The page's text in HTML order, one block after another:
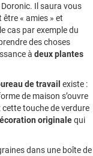
Il saura vous
« amies » et
cas par exemple du
des choses
à deux plantes
de travail existe :
de maison s’ouvre
touche de verdure
originalequi
dans une boîte de